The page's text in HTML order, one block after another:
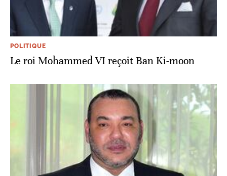
POLITIQUE
Le roi Mohammed VI reçoit Ban Ki-moon